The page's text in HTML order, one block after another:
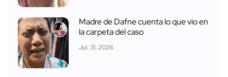
Madre de Dafne cuenta lo que vio en
la carpeta del caso
Jul. 31, 2026